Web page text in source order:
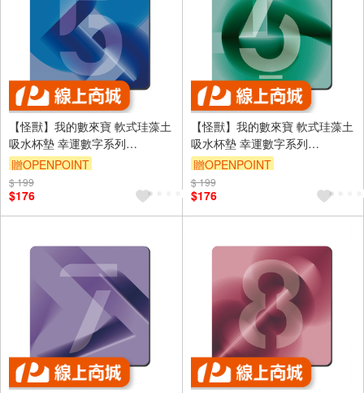
【怪獸】我的數來寶 軟式珪藻土
吸水杯墊 幸運數字系列
(10x10cm) -5
贈OPENPOINT
訂單滿699享9折
$ 199
$176
【怪獸】我的數來寶 軟式珪藻土
吸水杯墊 幸運數字系列
(10x10cm) -6
贈OPENPOINT
訂單滿699享9折
$ 199
$176